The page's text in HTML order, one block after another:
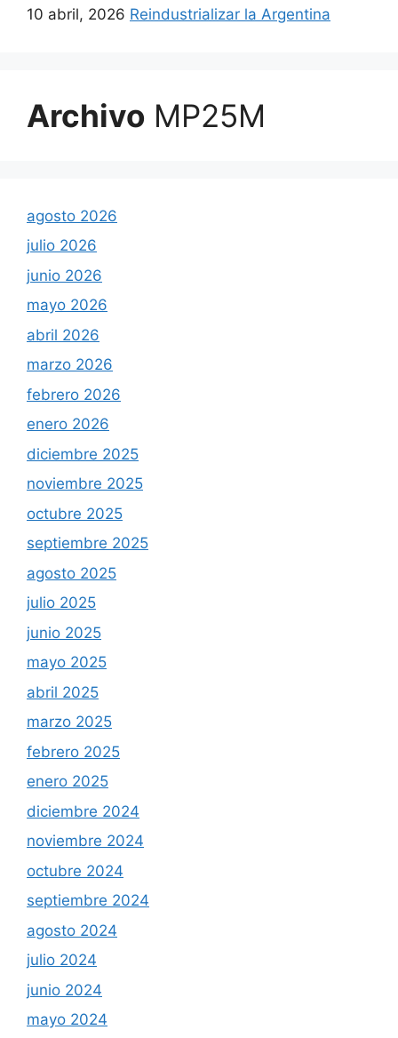
10 abril, 2026 Reindustrializar la Argentina
Archivo MP25M
agosto 2026
julio 2026
junio 2026
mayo 2026
abril 2026
marzo 2026
febrero 2026
enero 2026
diciembre 2025
noviembre 2025
octubre 2025
septiembre 2025
agosto 2025
julio 2025
junio 2025
mayo 2025
abril 2025
marzo 2025
febrero 2025
enero 2025
diciembre 2024
noviembre 2024
octubre 2024
septiembre 2024
agosto 2024
julio 2024
junio 2024
mayo 2024